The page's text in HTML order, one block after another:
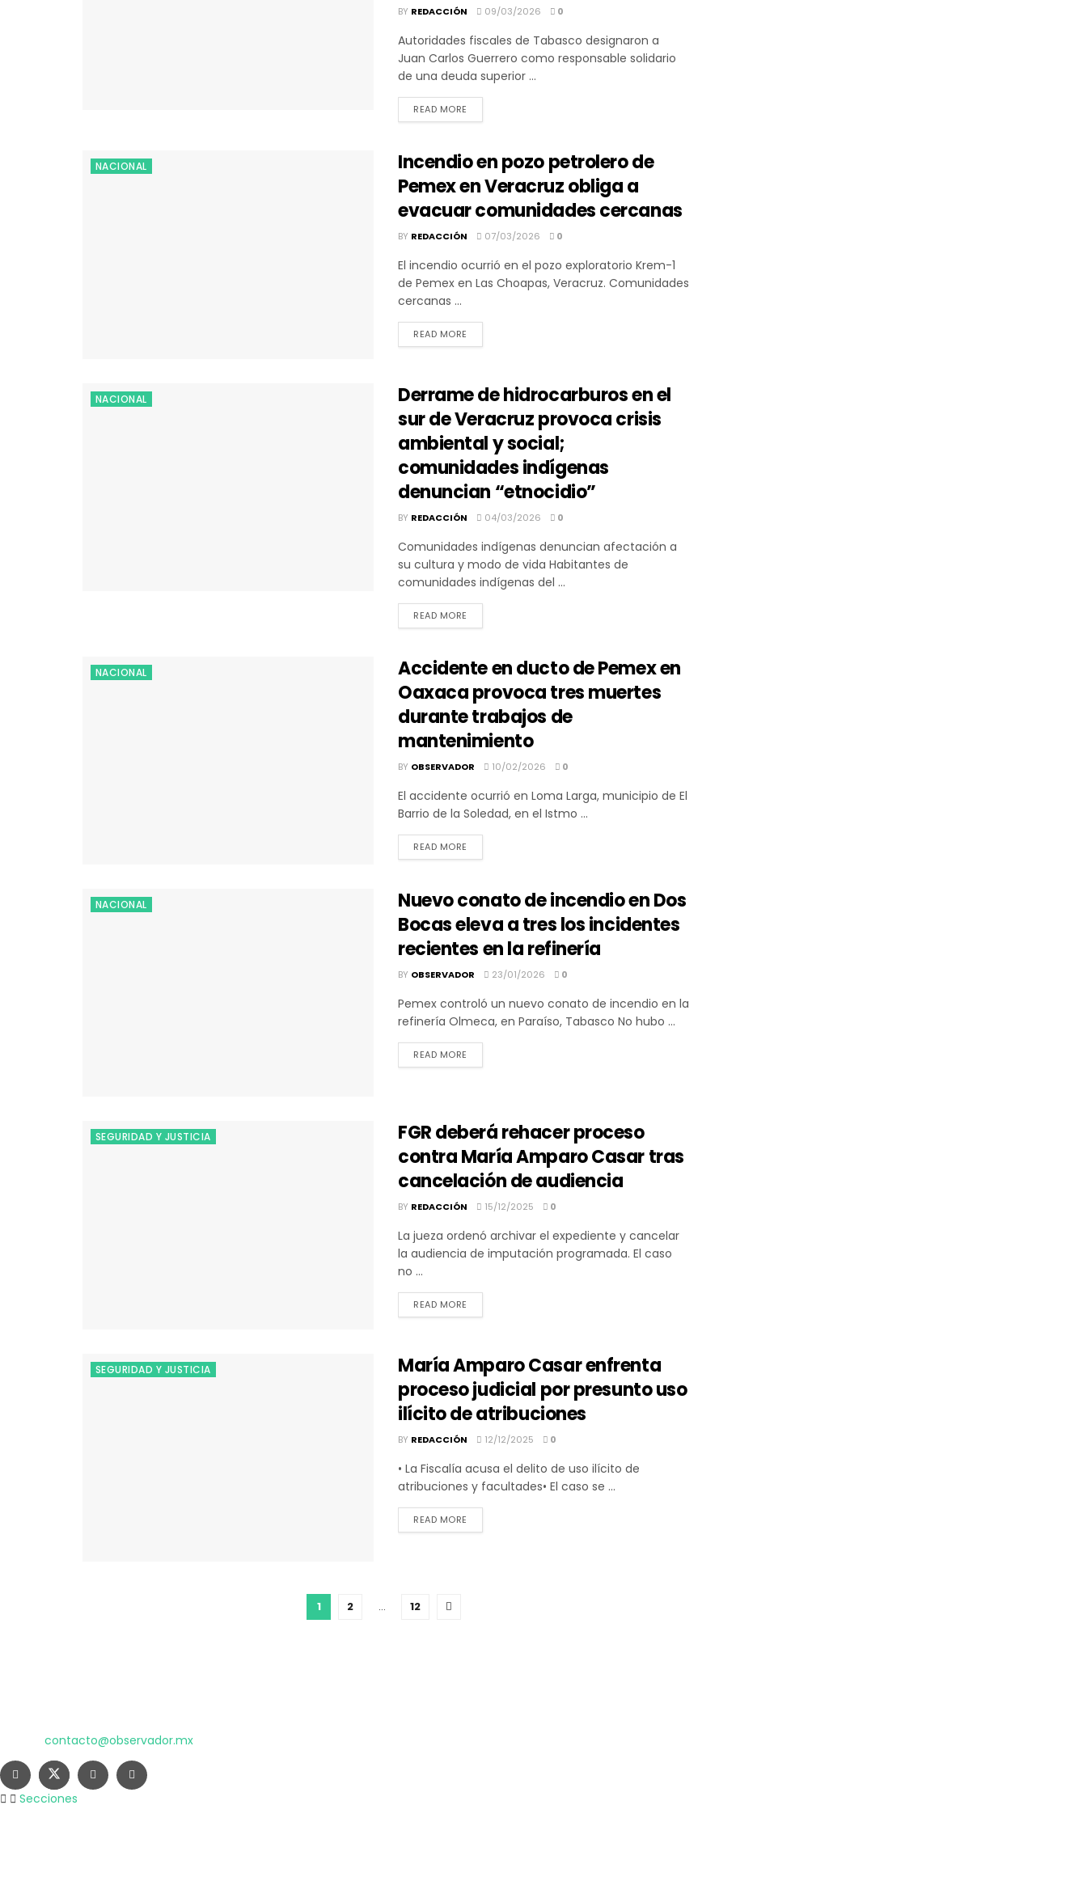
BY REDACCIÓN 09/03/2026 0
Autoridades fiscales de Tabasco designaron a
Juan Carlos Guerrero como responsable solidario
de una deuda superior ...
READ MORE
NACIONAL
Incendio en pozo petrolero de
Pemex en Veracruz obliga a
evacuar comunidades cercanas
BY REDACCIÓN 07/03/2026 0
El incendio ocurrió en el pozo exploratorio Krem-1
de Pemex en Las Choapas, Veracruz. Comunidades
cercanas ...
READ MORE
NACIONAL
Derrame de hidrocarburos en el
sur de Veracruz provoca crisis
ambiental y social;
comunidades indígenas
denuncian “etnocidio”
BY REDACCIÓN 04/03/2026 0
Comunidades indígenas denuncian afectación a
su cultura y modo de vida Habitantes de
comunidades indígenas del ...
READ MORE
NACIONAL
Accidente en ducto de Pemex en
Oaxaca provoca tres muertes
durante trabajos de
mantenimiento
BY OBSERVADOR 10/02/2026 0
El accidente ocurrió en Loma Larga, municipio de El
Barrio de la Soledad, en el Istmo ...
READ MORE
NACIONAL
Nuevo conato de incendio en Dos
Bocas eleva a tres los incidentes
recientes en la refinería
BY OBSERVADOR 23/01/2026 0
Pemex controló un nuevo conato de incendio en la
refinería Olmeca, en Paraíso, Tabasco No hubo ...
READ MORE
SEGURIDAD Y JUSTICIA
FGR deberá rehacer proceso
contra María Amparo Casar tras
cancelación de audiencia
BY REDACCIÓN 15/12/2025 0
La jueza ordenó archivar el expediente y cancelar
la audiencia de imputación programada. El caso
no ...
READ MORE
SEGURIDAD Y JUSTICIA
María Amparo Casar enfrenta
proceso judicial por presunto uso
ilícito de atribuciones
BY REDACCIÓN 12/12/2025 0
• La Fiscalía acusa el delito de uso ilícito de
atribuciones y facultades• El caso se ...
READ MORE
1 2 … 12
contacto@observador.mx
Secciones